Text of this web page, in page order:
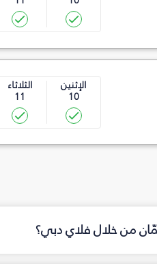
الإثنين
10
الثلاثاء
11